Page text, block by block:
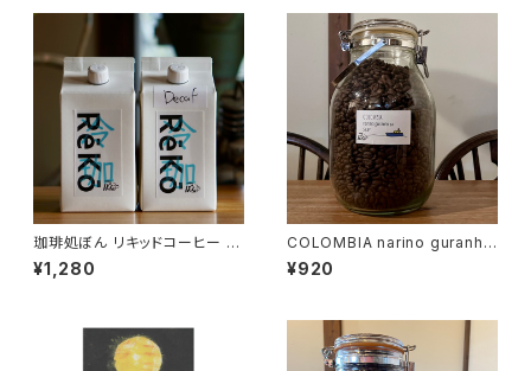
珈琲処ぼん リキッドコーヒー R
eKo 1L
¥1,280
COLOMBIA narino guranho
ya SUP 100g
¥920